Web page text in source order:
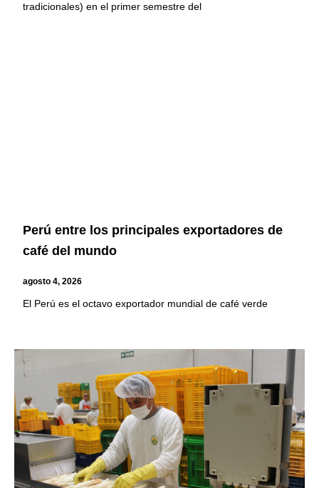
tradicionales) en el primer semestre del
Perú entre los principales exportadores de
café del mundo
agosto 4, 2026
El Perú es el octavo exportador mundial de café verde